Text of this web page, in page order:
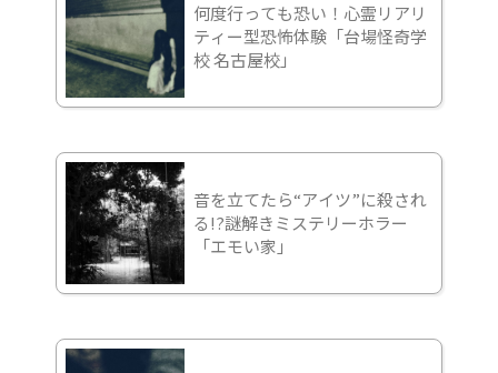
何度行っても恐い！心霊リアリ
ティー型恐怖体験「台場怪奇学
校 名古屋校」
音を立てたら“アイツ”に殺され
る!?謎解きミステリーホラー
「エモい家」